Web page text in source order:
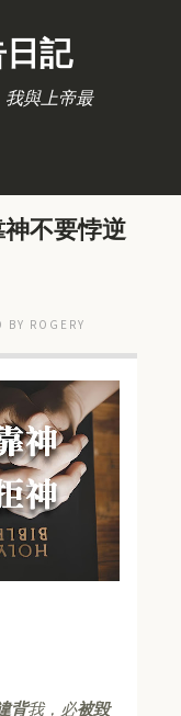
記
我與上帝最
不要悖逆
BY ROGERY
背我，必被毀